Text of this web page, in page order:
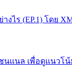
งไร (EP.1) โดย
แนล เพื่อดูแนวโน้